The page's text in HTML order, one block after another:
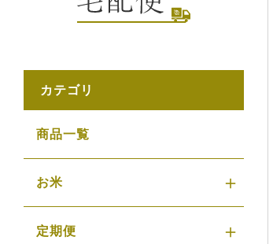
カテゴリ
商品一覧
お米
定期便